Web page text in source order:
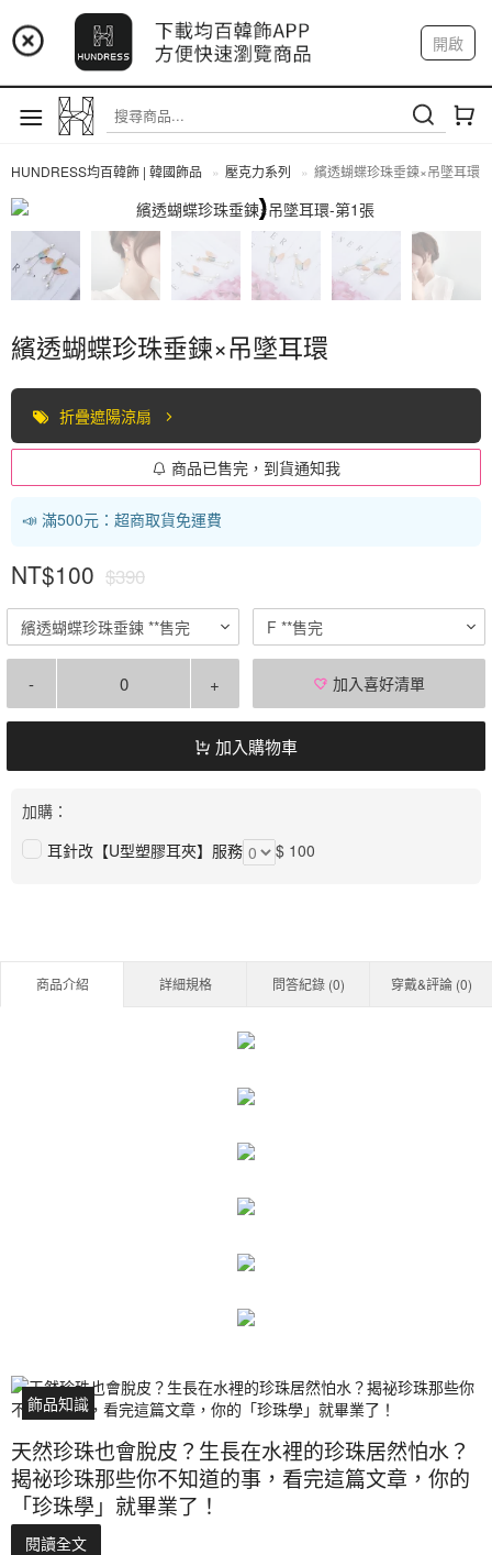
📢 市集預告：9/4-9/6 淡水捷運站
📢 市集預告：9/12-9/13 八里海巡基地
📢 市集預告：8/22-8/23 桃園青埔置地廣場
開啟
註冊 我的帳戶
HUNDRESS均百韓飾 | 韓國飾品 壓克力系列 繽透蝴蝶珍珠垂鍊×吊墜耳環
全部商品
繽透蝴蝶珍珠垂鍊×吊墜耳環
折疊遮陽涼扇
商品已售完，到貨通知我
📣 滿500元：超商取貨免運費
NT$100 $390
繽透蝴蝶珍珠垂鍊 **售完 F **售完
- + 加入喜好清單
加入購物車
加購：
耳針改【U型塑膠耳夾】服務
$ 100
商品介紹 詳細規格 問答紀錄 (0) 穿戴&評論 (0)
飾品知識
天然珍珠也會脫皮？生長在水裡的珍珠居然怕水？
揭祕珍珠那些你不知道的事，看完這篇文章，你的
「珍珠學」就畢業了！
閱讀全文